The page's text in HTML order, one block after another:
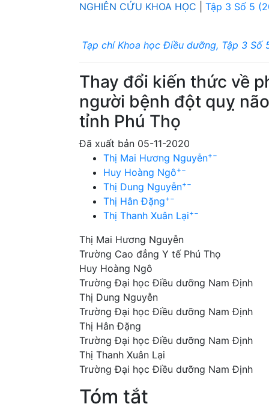
NGHIÊN CỨU KHOA HỌC Tập 3 Số 5
Tạp chí Khoa học Điều dưỡng, Tập 3 Số
Thay đổi kiến thức về
người bệnh đột quỵ
tỉnh Phú Thọ
Đã xuất bản 05-11-2020
Thị Mai Hương Nguyễn+−
Huy Hoàng Ngô+−
Thị Dung Nguyễn+−
Thị Hân Đặng+−
Thị Thanh Xuân Lại+−
Thị Mai Hương Nguyễn
Trường Cao đẳng Y tế Phú Thọ
Huy Hoàng Ngô
Trường Đại học Điều dưỡng Nam Định
Thị Dung Nguyễn
Trường Đại học Điều dưỡng Nam Định
Thị Hân Đặng
Trường Đại học Điều dưỡng Nam Định
Thị Thanh Xuân Lại
Trường Đại học Điều dưỡng Nam Định
Tóm tắt